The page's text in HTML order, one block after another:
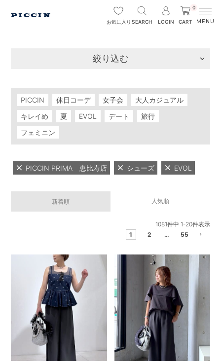
お気に入り SEARCH LOGIN
0
CART
絞り込む
PICCIN 休日コーデ 女子会
大人カジュアル
キレイめ
夏 EVOL デート
旅行
フェミニン
PICCIN PRIMA 恵比寿店 シューズ EVOL
新着順 人気順
1081件中 1-20件表示
1
2 … 55